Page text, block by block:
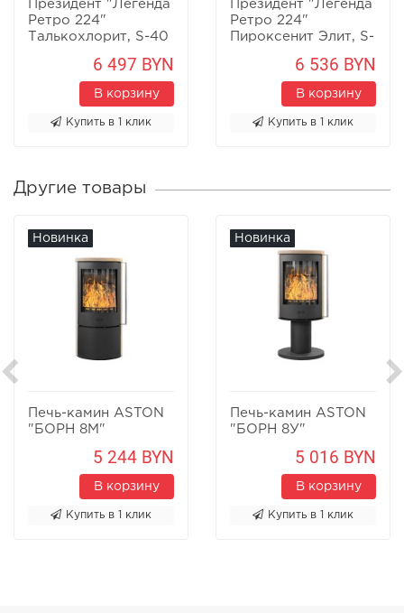
Президент "Легенда
Ретро 224"
Талькохлорит, S-40
6 497 BYN
В корзину
Купить в 1 клик
Президент "Легенда
Ретро 224"
Пироксенит Элит, S-
6 536 BYN
В корзину
Купить в 1 клик
Другие товары
Новинка
Печь-камин ASTON
"БОРН 8М"
5 244 BYN
В корзину
Купить в 1 клик
Новинка
Печь-камин ASTON
"БОРН 8У"
5 016 BYN
В корзину
Купить в 1 клик